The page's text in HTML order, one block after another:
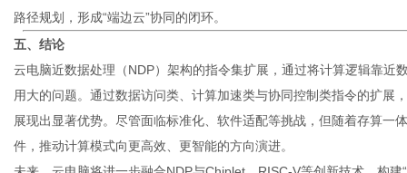
路径规划，形成“端边云”协同的闭环。
五、结论
云电脑近数据处理（NDP）架构的指令集扩展，通过将计算逻辑靠近
用大的问题。通过数据访问类、计算加速类与协同控制类指令的扩展
展现出显著优势。尽管面临标准化、软件适配等挑战，但随着存算一
件，推动计算模式向更高效、更智能的方向演进。